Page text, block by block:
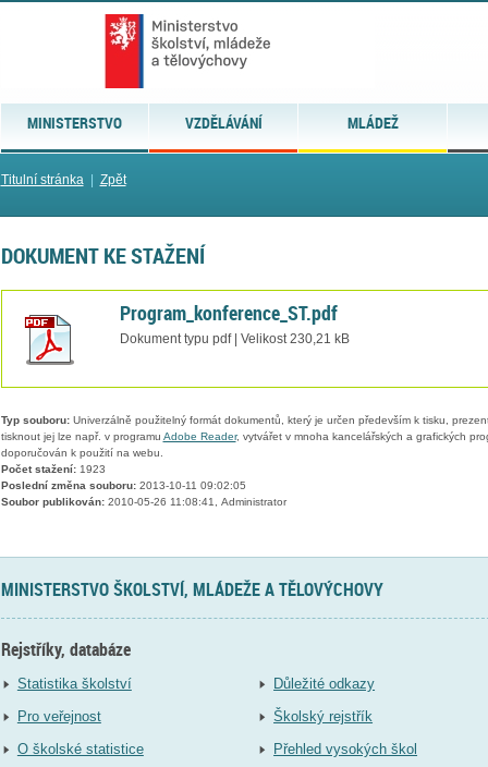
MINISTERSTVO VZDĚLÁVÁNÍ MLÁDEŽ
Titulní stránka| Zpět
DOKUMENT KE STAŽENÍ
Program_konference_ST.pdf
Dokument typu pdf | Velikost 230,21 kB
Typ souboru:Univerzálně použitelný formát dokumentů, který je určen především k tisku,
tisknout jej lze např. v programu Adobe Reader, vytvářet v mnoha kancelářských a grafických
doporučován k použití na webu.
Počet stažení:1923
Poslední změna souboru:2013-10-11 09:02:05
Soubor publikován:2010-05-26 11:08:41, Administrator
MINISTERSTVO ŠKOLSTVÍ, MLÁDEŽE A TĚLOVÝCHOVY
Rejstříky, databáze
Statistika školství
Pro veřejnost
O školské statistice
Důležité odkazy
Školský rejstřík
Přehled vysokých škol